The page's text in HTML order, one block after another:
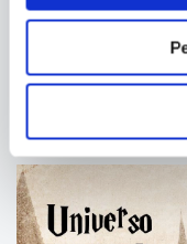
MARVEL VINTAGE -